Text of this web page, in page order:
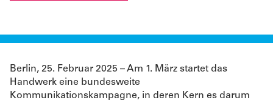
Berlin, 25. Februar 2025 – Am 1. März startet das
Handwerk eine bundesweite
Kommunikationskampagne, in deren Kern es darum